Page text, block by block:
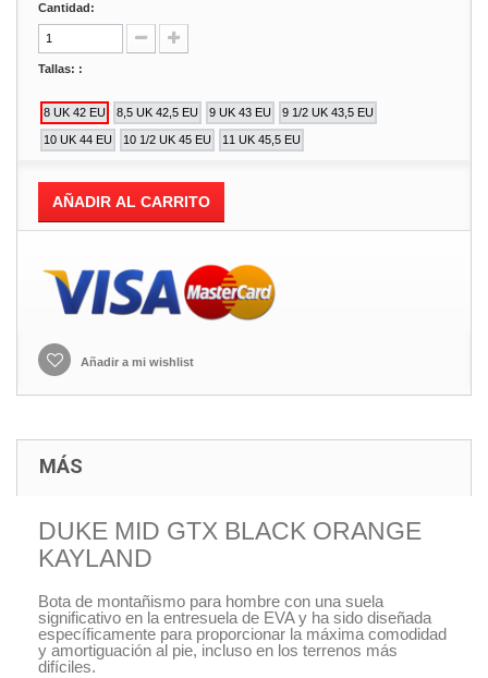
Cantidad:
Tallas: :
AÑADIR AL CARRITO
Añadir a mi wishlist
MÁS
DUKE MID GTX BLACK ORANGE
KAYLAND
Bota de montañismo para hombre con una suela
significativo en la entresuela de EVA y ha sido diseñada
específicamente para proporcionar la máxima comodidad
y amortiguación al pie, incluso en los terrenos más
difíciles.